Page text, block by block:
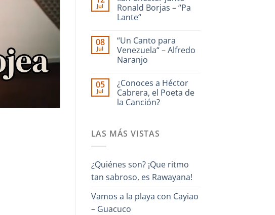
–
Interpreta
Onda
en
Enrique
Culebra
interpreta
Cañonazo
de
Evaristo
Aparicio
Jul
Ronald Borjas – “Pa
Lante“
comentarios
en
Ilan
Chester
Borjas
–
“Pa
Lante“
08
Jul
“Un Canto para
Venezuela“ – Alfredo
Naranjo
comentarios
en
“Un
Canto
Alfredo
Naranjo
05
Jul
¿Conoces a Héctor
Cabrera, el Poeta de
la Canción?
en
¿Conoces
el
Poeta
de
Canción?
LAS MÁS VISTAS
¿Quiénes son? ¡Que ritmo
tan sabroso, es Rawayana!
Vamos a la playa con Cayiao
– Guacuco